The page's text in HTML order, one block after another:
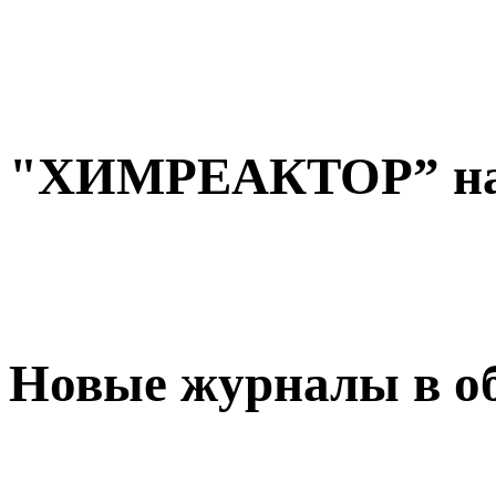
"ХИМРЕАКТОР”
Новые журналы в